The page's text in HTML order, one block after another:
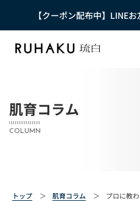
【クーポン配布中】LINE
肌育コラム
COLUMN
トップ ＞ 肌育コラム ＞ プロに教